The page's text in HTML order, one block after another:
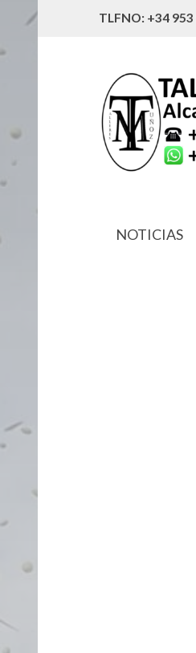
TLFNO: +34 953
NOTICIAS
32192